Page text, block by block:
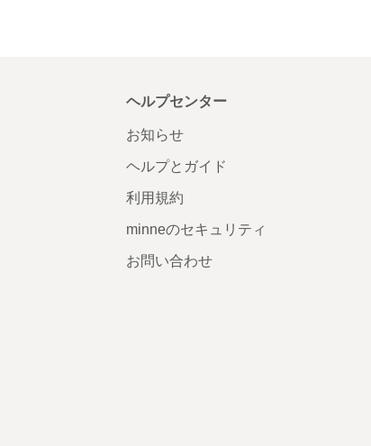
ヘルプセンター
お知らせ
ヘルプとガイド
利用規約
minneのセキュリティ
お問い合わせ